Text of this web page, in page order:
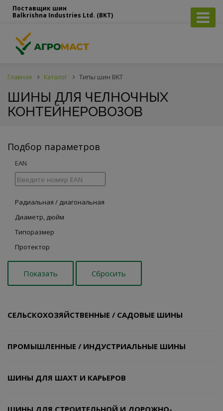
Поставщик шин
Balkrishna Industries Ltd. (BKT)
Главная Каталог Типы шин BKT
ШИНЫ ДЛЯ ЧЕЛНОЧНЫХ
КОНТЕЙНЕРОВОЗОВ
Подбор параметров
EAN
Радиальная / диагональная
Диаметр, дюйм
Типоразмер
Протектор
СЕЛЬСКОХОЗЯЙСТВЕННЫЕ / САДОВЫЕ ШИНЫ
ПРОМЫШЛЕННЫЕ / ИНДУСТРИАЛЬНЫЕ ШИНЫ
ШИНЫ ДЛЯ ШАХТ И КАРЬЕРОВ